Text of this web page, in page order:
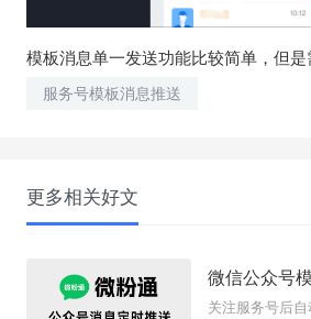
模板消息单一发送功能比较简单，但是
服务号模板消息推送
更多相关好文
微信公众号
关注服务号后